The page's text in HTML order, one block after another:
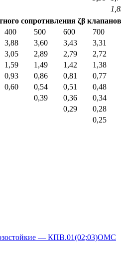
сопротивления ζβ
400 500 600 700
3,88 3,60 3,43 3,31
3,05 2,89 2,79 2,72
1,59 1,49 1,42 1,38
0,93 0,86 0,81 0,77
0,60 0,54 0,51 0,48
0,39 0,36 0,34
0,29 0,28
0,25
— КПВ.01(02;03)ОМС